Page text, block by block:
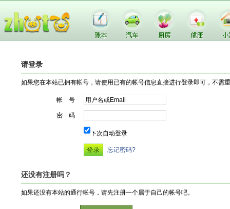
请登录
如果您在本站已拥有帐号，请使用已有的帐号信息直接进行登录即可，不需
帐 号
密 码
下次自动登录
忘记密码?
还没有注册吗？
如果还没有本站的通行帐号，请先注册一个属于自己的帐号吧。